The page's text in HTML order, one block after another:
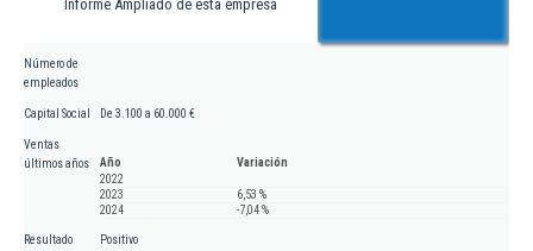
Informe Ampliado de esta empresa
Número de
empleados
Capital Social De 3.100 a 60.000 €
Ventas
últimos años
Año
Variación
2022
2023
6,53 %
2024
-7,04 %
Resultado
Positivo